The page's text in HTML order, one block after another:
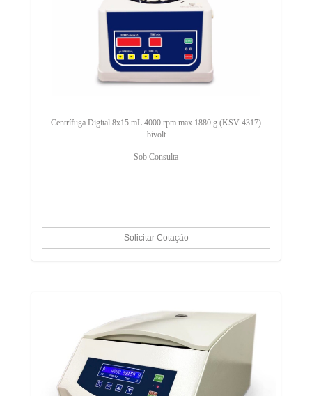
Centrífuga Digital 8x15 mL 4000 rpm max 1880 g (KSV 4317)
bivolt
Sob Consulta